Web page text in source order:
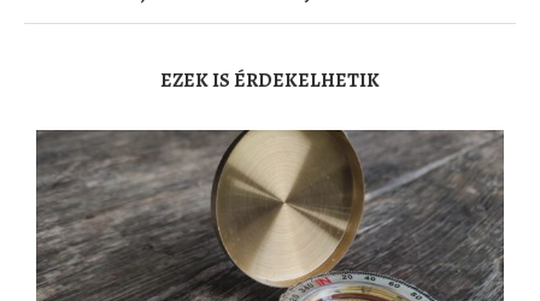
EZEK IS ÉRDEKELHETIK